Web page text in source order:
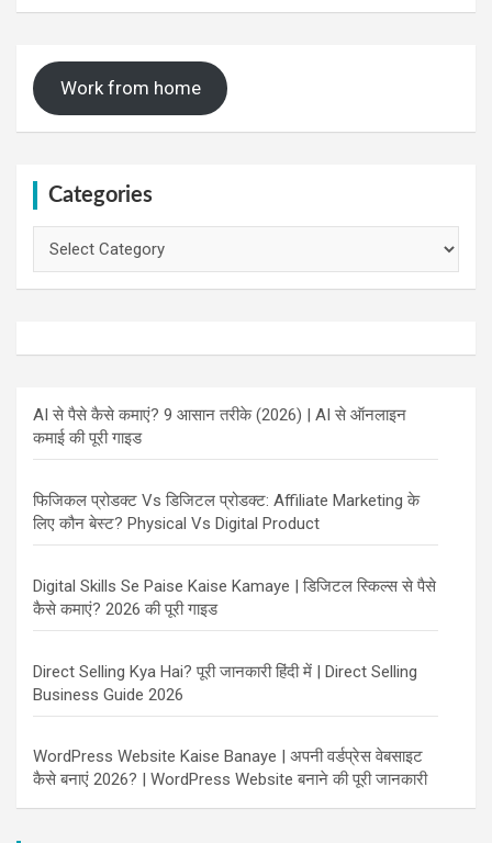
Work from home
Categories
AI से पैसे कैसे कमाएं? 9 आसान तरीके (2026) | AI से ऑनलाइन
कमाई की पूरी गाइड
फिजिकल प्रोडक्ट Vs डिजिटल प्रोडक्ट: Affiliate Marketing के
लिए कौन बेस्ट? Physical Vs Digital Product
Digital Skills Se Paise Kaise Kamaye | डिजिटल स्किल्स से पैसे
कैसे कमाएं? 2026 की पूरी गाइड
Direct Selling Kya Hai? पूरी जानकारी हिंदी में | Direct Selling
Business Guide 2026
WordPress Website Kaise Banaye | अपनी वर्डप्रेस वेबसाइट
कैसे बनाएं 2026? | WordPress Website बनाने की पूरी जानकारी